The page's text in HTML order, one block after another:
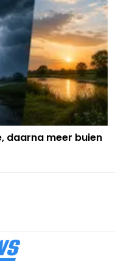
daarna meer buien